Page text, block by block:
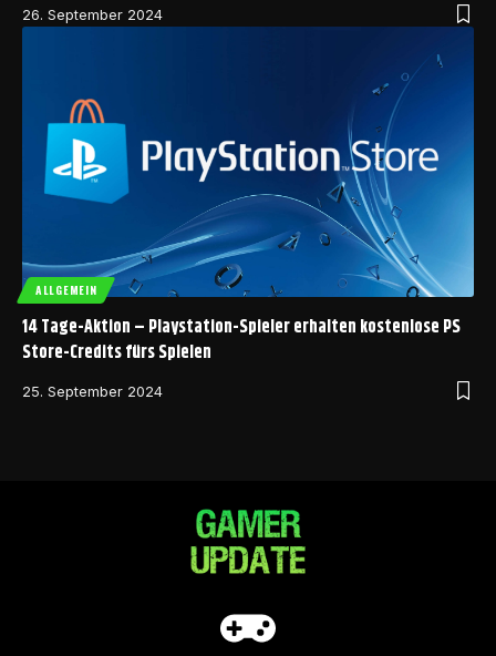
26. September 2024
ALLGEMEIN
14 Tage-Aktion – Playstation-Spieler erhalten kostenlose PS
Store-Credits fürs Spielen
25. September 2024